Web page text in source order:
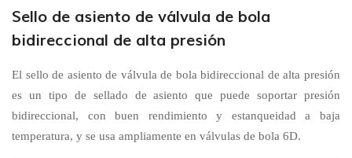
Sello de asiento de válvula de bola
bidireccional de alta presión
El sello de asiento de válvula de bola bidireccional de alta presión
es un tipo de sellado de asiento que puede soportar presión
bidireccional, con buen rendimiento y estanqueidad a baja
temperatura, y se usa ampliamente en válvulas de bola 6D.